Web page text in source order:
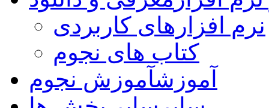
نرم افزارهای کاربردی
کتاب های نجوم
آموزشآموزش نجوم